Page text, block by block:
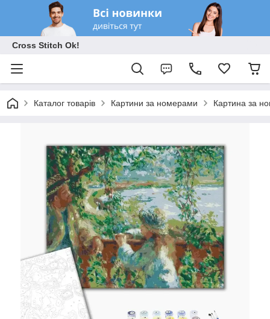
Cross Stitch Ok!
Каталог товарів Картини за номерами Картина за